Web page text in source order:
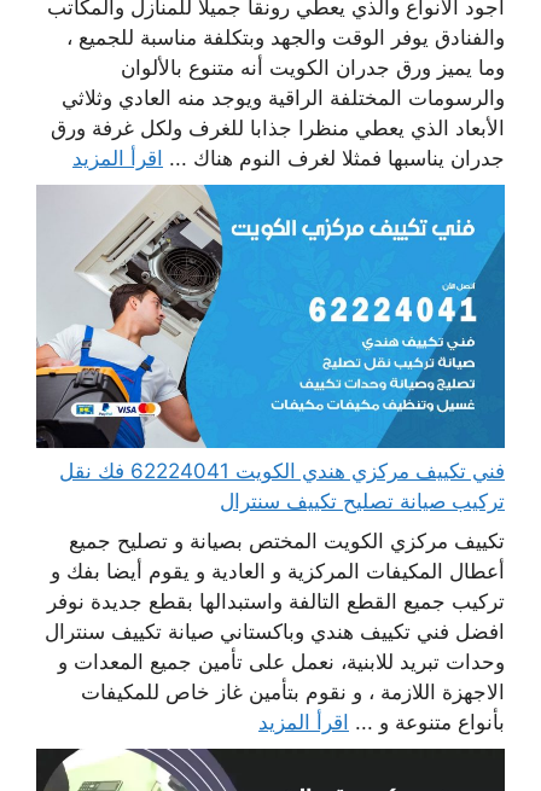
أجود الأنواع والذي يعطي رونقا جميلا للمنازل والمكاتب
والفنادق يوفر الوقت والجهد وبتكلفة مناسبة للجميع ،
وما يميز ورق جدران الكويت أنه متنوع بالألوان
والرسومات المختلفة الراقية ويوجد منه العادي وثلاثي
الأبعاد الذي يعطي منظرا جذابا للغرف ولكل غرفة ورق
جدران يناسبها فمثلا لغرف النوم هناك ... اقرأ المزيد
فني تكييف مركزي هندي الكويت 62224041 فك نقل
تركيب صيانة تصليح تكييف سنترال
تكييف مركزي الكويت المختص بصيانة و تصليح جميع
أعطال المكيفات المركزية و العادية و يقوم أيضا بفك و
تركيب جميع القطع التالفة واستبدالها بقطع جديدة نوفر
افضل فني تكييف هندي وباكستاني صيانة تكييف سنترال
وحدات تبريد للابنية، نعمل على تأمين جميع المعدات و
الاجهزة اللازمة ، و نقوم بتأمين غاز خاص للمكيفات
بأنواع متنوعة و ... اقرأ المزيد